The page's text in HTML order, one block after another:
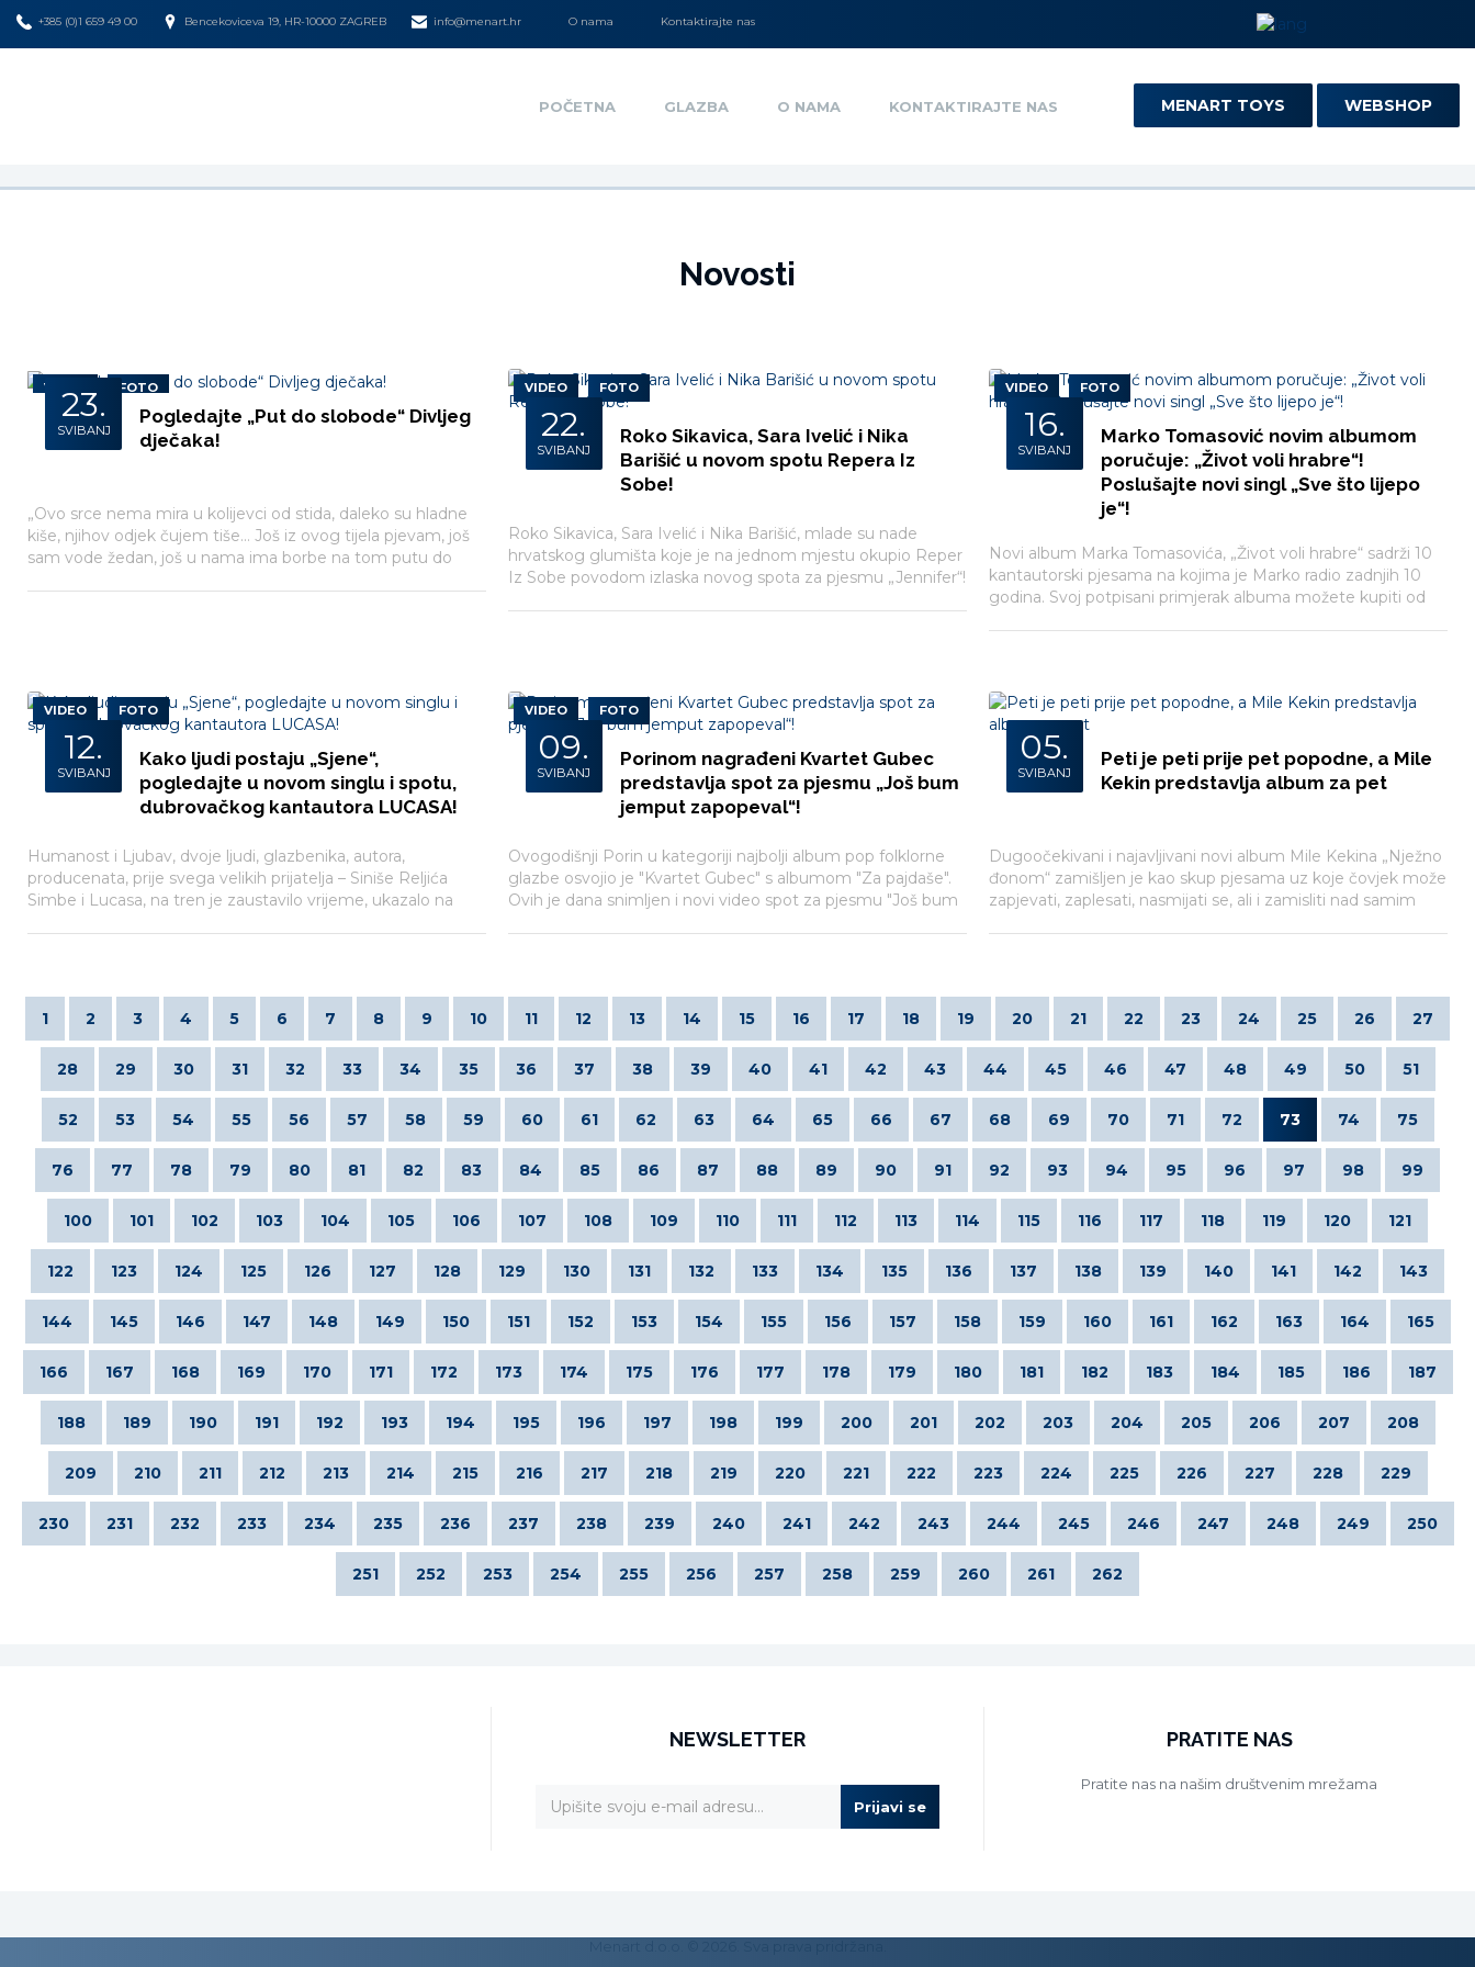
+385 (0)1 659 49 00 Bencekoviceva 19, HR-10000 ZAGREB info@menart.hr O nama Kontaktirajte nas
POČETNA GLAZBA O NAMA KONTAKTIRAJTE NAS MENART TOYS WEBSHOP
Novosti
VIDEO FOTO
23.
SVIBANJ
Pogledajte „Put do slobode“ Divljeg
dječaka!
„Ovo srce nema mira u kolijevci od stida, daleko su hladne
kiše, njihov odjek čujem tiše… Još iz ovog tijela pjevam, još
sam vode žedan, još u nama ima borbe na tom putu do
VIDEO FOTO
22.
SVIBANJ
Roko Sikavica, Sara Ivelić i Nika
Barišić u novom spotu Repera Iz
Sobe!
Roko Sikavica, Sara Ivelić i Nika Barišić, mlade su nade
hrvatskog glumišta koje je na jednom mjestu okupio Reper
Iz Sobe povodom izlaska novog spota za pjesmu „Jennifer“!
VIDEO FOTO
16.
SVIBANJ
Marko Tomasović novim albumom
poručuje: „Život voli hrabre“!
Poslušajte novi singl „Sve što lijepo
je“!
Novi album Marka Tomasovića, „Život voli hrabre“ sadrži 10
kantautorski pjesama na kojima je Marko radio zadnjih 10
godina. Svoj potpisani primjerak albuma možete kupiti od
VIDEO FOTO
12.
SVIBANJ
Kako ljudi postaju „Sjene“,
pogledajte u novom singlu i spotu,
dubrovačkog kantautora LUCASA!
Humanost i Ljubav, dvoje ljudi, glazbenika, autora,
producenata, prije svega velikih prijatelja – Siniše Reljića
Simbe i Lucasa, na tren je zaustavilo vrijeme, ukazalo na
VIDEO FOTO
09.
SVIBANJ
Porinom nagrađeni Kvartet Gubec
predstavlja spot za pjesmu „Još bum
jemput zapopeval“!
Ovogodišnji Porin u kategoriji najbolji album pop folklorne
glazbe osvojio je "Kvartet Gubec" s albumom "Za pajdaše".
Ovih je dana snimljen i novi video spot za pjesmu "Još bum
05.
SVIBANJ
Peti je peti prije pet popodne, a Mile
Kekin predstavlja album za pet
Dugoočekivani i najavljivani novi album Mile Kekina „Nježno
đonom“ zamišljen je kao skup pjesama uz koje čovjek može
zapjevati, zaplesati, nasmijati se, ali i zamisliti nad samim
1 2 3 4 5 6 7 8 9 10 11 12 13 14 15 16 17 18 19 20 21 22 23 24 25 26 27
28 29 30 31 32 33 34 35 36 37 38 39 40 41 42 43 44 45 46 47 48 49 50 51
52 53 54 55 56 57 58 59 60 61 62 63 64 65 66 67 68 69 70 71 72 73 74 75
76 77 78 79 80 81 82 83 84 85 86 87 88 89 90 91 92 93 94 95 96 97 98 99
100 101 102 103 104 105 106 107 108 109 110 111 112 113 114 115 116 117 118 119 120 121
122 123 124 125 126 127 128 129 130 131 132 133 134 135 136 137 138 139 140 141 142 143
144 145 146 147 148 149 150 151 152 153 154 155 156 157 158 159 160 161 162 163 164 165
166 167 168 169 170 171 172 173 174 175 176 177 178 179 180 181 182 183 184 185 186 187
188 189 190 191 192 193 194 195 196 197 198 199 200 201 202 203 204 205 206 207 208
209 210 211 212 213 214 215 216 217 218 219 220 221 222 223 224 225 226 227 228 229
230 231 232 233 234 235 236 237 238 239 240 241 242 243 244 245 246 247 248 249 250
251 252 253 254 255 256 257 258 259 260 261 262
NEWSLETTER
Prijavi se
PRATITE NAS
Pratite nas na našim društvenim mrežama